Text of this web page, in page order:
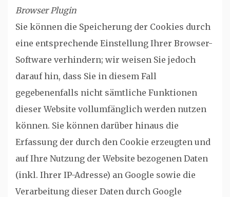
Browser Plugin
Sie können die Speicherung der Cookies durch
eine entsprechende Einstellung Ihrer Browser-
Software verhindern; wir weisen Sie jedoch
darauf hin, dass Sie in diesem Fall
gegebenenfalls nicht sämtliche Funktionen
dieser Website vollumfänglich werden nutzen
können. Sie können darüber hinaus die
Erfassung der durch den Cookie erzeugten und
auf Ihre Nutzung der Website bezogenen Daten
(inkl. Ihrer IP-Adresse) an Google sowie die
Verarbeitung dieser Daten durch Google